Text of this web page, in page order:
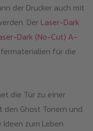
der Drucker auch mit
Der Laser-Dark
Dark (No-Cut) A-
für die
die Tür zu einer
Ghost Tonern und
zum Leben